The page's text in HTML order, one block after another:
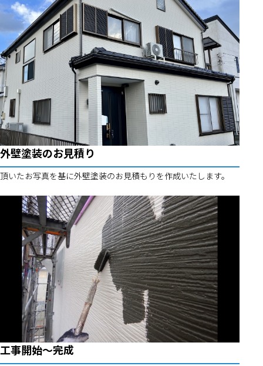
外壁塗装のお見積り
頂いたお写真を基に外壁塗装のお見積もりを作成いたします。
工事開始～完成